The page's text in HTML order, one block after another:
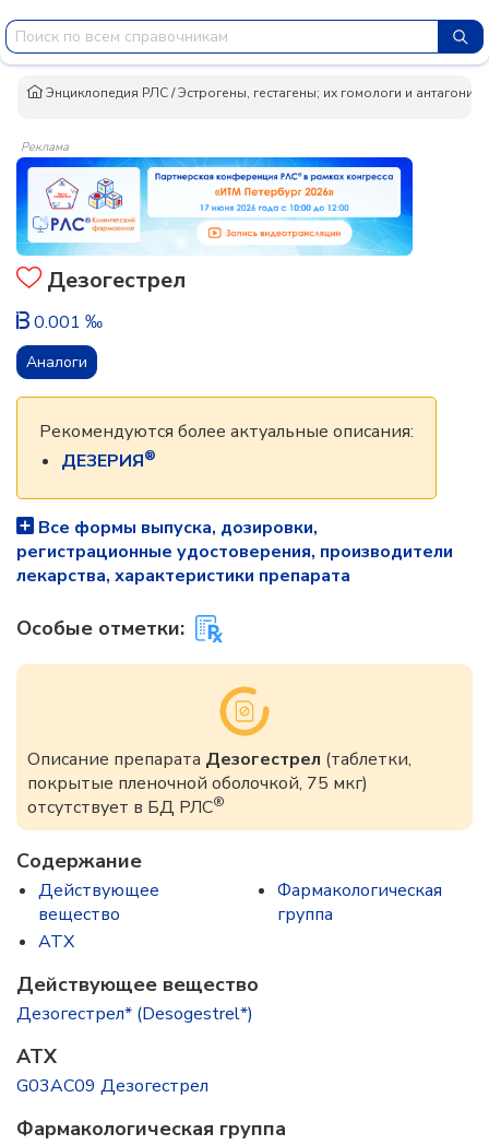
Энциклопедия РЛС/Эстрогены, гестагены; их гомологи и
Реклама
Дезогестрел
0.001 ‰
Аналоги
Рекомендуются более актуальные описания:
ДЕЗЕРИЯ®
Все формы выпуска, дозировки,
регистрационные удостоверения, производители
лекарства, характеристики препарата
Особые отметки:
Описание препарата Дезогестрел (таблетки,
покрытые пленочной оболочкой, 75 мкг)
отсутствует в БД РЛС®
Содержание
Действующее
вещество
ATX
Фармакологическая
группа
Действующее вещество
Дезогестрел* (Desogestrel*)
ATX
G03AC09 Дезогестрел
Фармакологическая группа